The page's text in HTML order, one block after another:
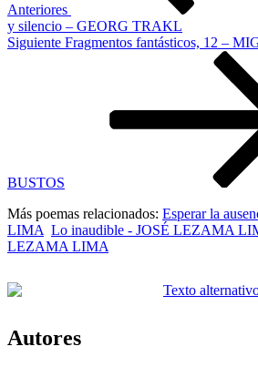
Anteriores
y silencio – GEORG TRAKL
Siguiente
Siguiente Fragmentos fantásticos, 12 –
BUSTOS
Más poemas relacionados: Esperar la
LIMA Lo inaudible - JOSÉ LEZAMA
LEZAMA LIMA
Autores